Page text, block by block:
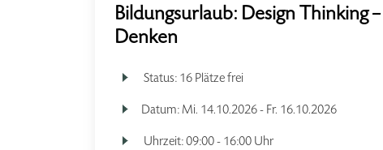
Bildungsurlaub: Design Thinking
Denken
Status: 16 Plätze frei
Datum: Mi. 14.10.2026 - Fr. 16.10.2026
Uhrzeit:09:00 - 16:00 Uhr